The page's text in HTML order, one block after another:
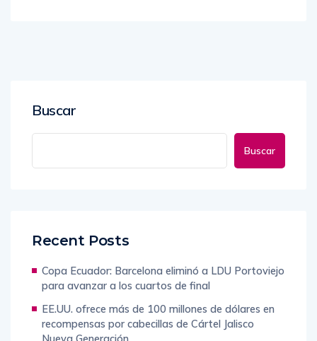
Buscar
Buscar
Recent Posts
Copa Ecuador: Barcelona eliminó a LDU Portoviejo
para avanzar a los cuartos de final
EE.UU. ofrece más de 100 millones de dólares en
recompensas por cabecillas de Cártel Jalisco